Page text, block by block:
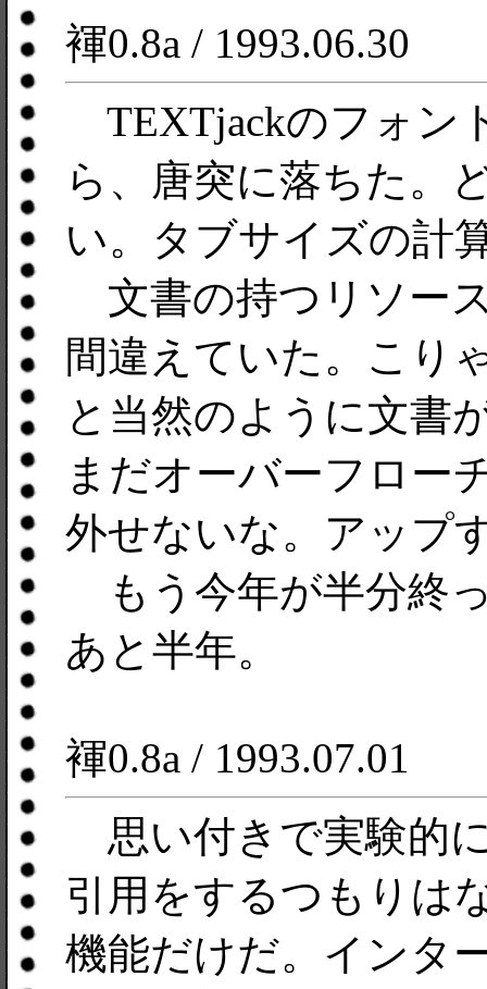
褌0.8a / 1993.06.30
TEXTjackのフォン
ら、唐突に落ちた。
い。タブサイズの計
文書の持つリソー
間違えていた。こり
と当然のように文書
まだオーバーフロー
外せないな。アップ
もう今年が半分終
あと半年。
褌0.8a / 1993.07.01
思い付きで実験的
引用をするつもりは
機能だけだ。インタ